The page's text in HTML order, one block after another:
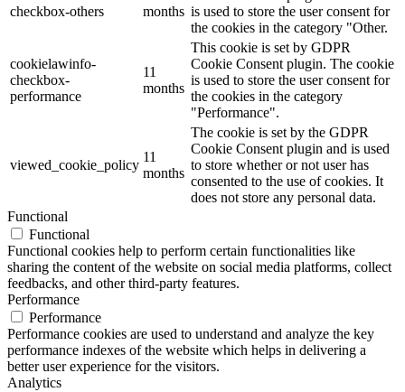
checkbox-others
months is used to store the user consent for
the cookies in the category "Other.
cookielawinfo-
checkbox-
performance
11
months
This cookie is set by GDPR
Cookie Consent plugin. The cookie
is used to store the user consent for
the cookies in the category
"Performance".
viewed_cookie_policy
11
months
The cookie is set by the GDPR
Cookie Consent plugin and is used
to store whether or not user has
consented to the use of cookies. It
does not store any personal data.
Functional
Functional
Functional cookies help to perform certain functionalities like
sharing the content of the website on social media platforms, collect
feedbacks, and other third-party features.
Performance
Performance
Performance cookies are used to understand and analyze the key
performance indexes of the website which helps in delivering a
better user experience for the visitors.
Analytics